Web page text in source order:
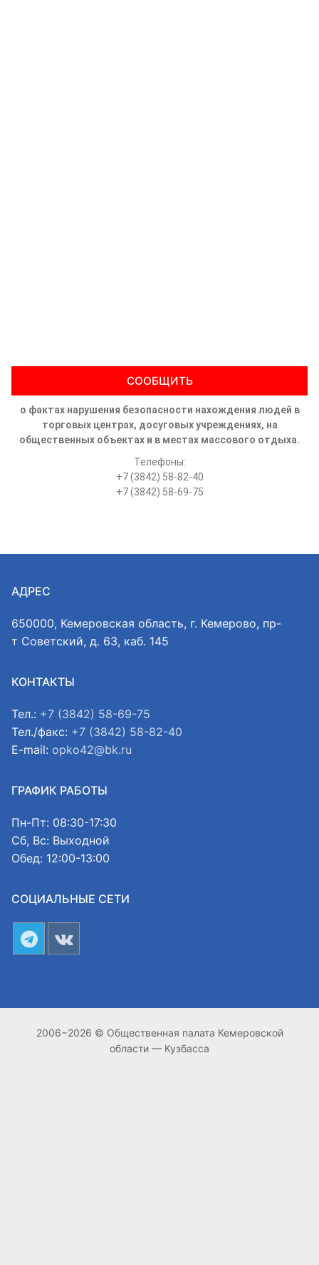
СООБЩИТЬ
о фактах нарушения безопасности нахождения людей в
торговых центрах, досуговых учреждениях, на
общественных объектах и в местах массового отдыха.
Телефоны:
+7 (3842) 58-82-40
+7 (3842) 58-69-75
АДРЕС
650000, Кемеровская область, г. Кемерово, пр-
т Советский, д. 63, каб. 145
КОНТАКТЫ
Тел.: +7 (3842) 58-69-75
Тел./факс: +7 (3842) 58-82-40
E-mail: opko42@bk.ru
ГРАФИК РАБОТЫ
Пн-Пт: 08:30-17:30
Сб, Вс: Выходной
Обед: 12:00-13:00
СОЦИАЛЬНЫЕ СЕТИ
2006−2026 © Общественная палата Кемеровской
области — Кузбасса